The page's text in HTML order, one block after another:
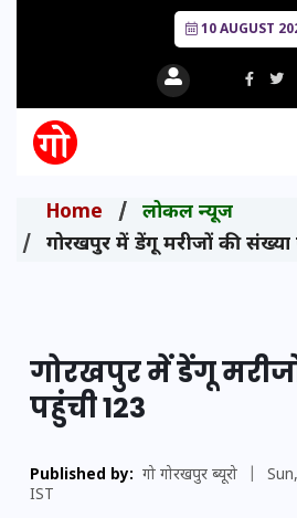
10 AUGUST
Home
लोकल न्यूज
गोरखपुर में डेंगू मरीजों की संख्या
गोरखपुर में डेंगू
पहुंची 123
Published by: गो गोरखपुर ब्यूरो
IST